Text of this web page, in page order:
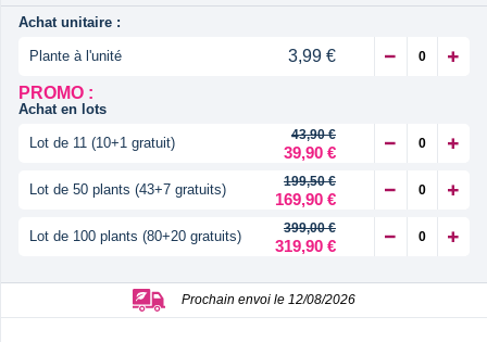
Achat unitaire :
Plante à l'unité
3,99 €
PROMO :
Achat en lots
Lot de 11 (10+1 gratuit) 43,90 €
39,90 €
Lot de 50 plants (43+7 gratuits) 199,50 €
169,90 €
Lot de 100 plants (80+20 gratuits) 399,00 €
319,90 €
Prochain envoi le 12/08/2026